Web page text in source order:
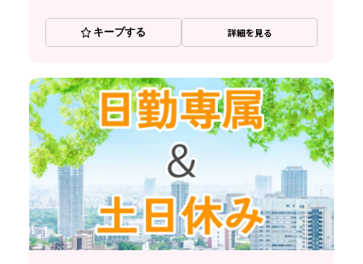
キープする 詳細を見る